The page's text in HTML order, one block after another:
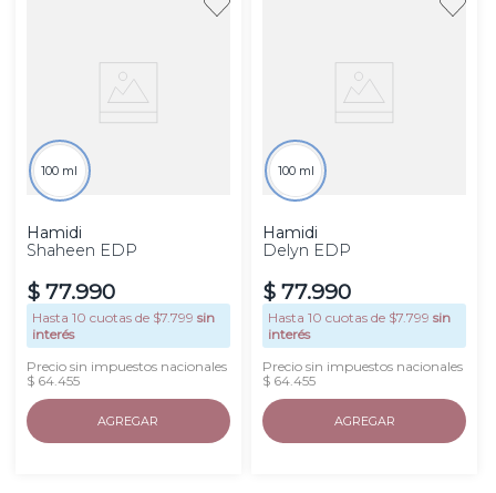
100 ml
Hamidi
Shaheen EDP
$ 77.990
Hasta 10 cuotas de $7.799 sin
interés
Precio sin impuestos nacionales
$ 64.455
AGREGAR
100 ml
Hamidi
Delyn EDP
$ 77.990
Hasta10 cuotas de $7.799 sin
interés
Precio sin impuestos nacionales
$ 64.455
AGREGAR